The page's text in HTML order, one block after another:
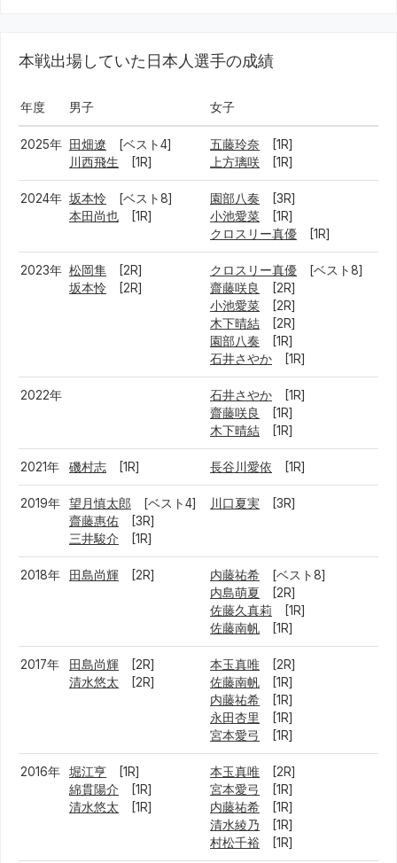
本戦出場していた日本人選手の成績
年度 男子 女子
2025年 田畑遼 [ベスト4]
川西飛生 [1R]
五藤玲奈 [1R]
上方璃咲 [1R]
2024年 坂本怜 [ベスト8]
本田尚也 [1R]
園部八奏 [3R]
小池愛菜 [1R]
クロスリー真優 [1R]
2023年 松岡隼 [2R]
坂本怜 [2R]
クロスリー真優 [ベスト8]
齋藤咲良
[2R]
小池愛菜 [2R]
木下晴結 [2R]
園部八奏 [1R]
石井さやか [1R]
2022年 石井さやか [1R]
齋藤咲良
[1R]
木下晴結 [1R]
2021年 磯村志 [1R] 長谷川愛依 [1R]
2019年 望月慎太郎 [ベスト4]
齋藤惠佑 [3R]
三井駿介 [1R]
川口夏実 [3R]
2018年 田島尚輝 [2R] 内藤祐希 [ベスト8]
内島萌夏 [2R]
佐藤久真莉 [1R]
佐藤南帆 [1R]
2017年 田島尚輝 [2R]
清水悠太 [2R]
本玉真唯 [2R]
佐藤南帆 [1R]
内藤祐希 [1R]
永田杏里
[1R]
宮本愛弓
[1R]
2016年 堀江亨 [1R]
綿貫陽介 [1R]
清水悠太 [1R]
本玉真唯 [2R]
宮本愛弓
[1R]
内藤祐希 [1R]
清水綾乃 [1R]
村松千裕 [1R]